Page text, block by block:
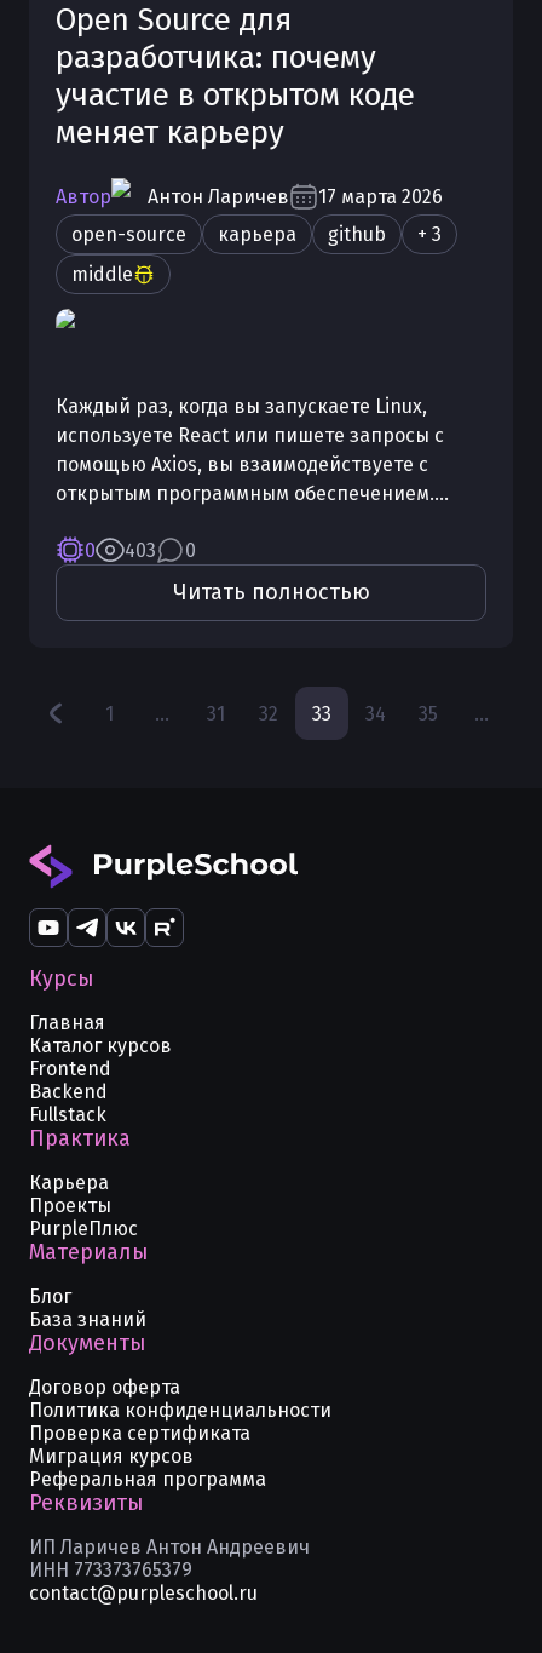
Open Source для
разработчика: почему
участие в открытом коде
меняет карьеру
Автор Антон Ларичев
17 марта 2026
open-source
карьера github
+ 3
middle
Каждый раз, когда вы запускаете Linux,
используете React или пишете запросы с
помощью Axios, вы взаимодействуете с
открытым программным обеспечением.
как начать без лишнего стресса и почему это
одно из лучших вложений вашего
профессионального времени.
0 403 0
Читать полностью
1 ... 31 32 33 34 35 ...
Курсы
Главная
Каталог курсов
Frontend
Backend
Fullstack
Практика
Карьера
Проекты
PurpleПлюс
Материалы
Блог
База знаний
Документы
Договор оферта
Политика конфиденциальности
Проверка сертификата
Миграция курсов
Реферальная программа
Реквизиты
ИП Ларичев Антон Андреевич
ИНН 773373765379
contact@purpleschool.ru